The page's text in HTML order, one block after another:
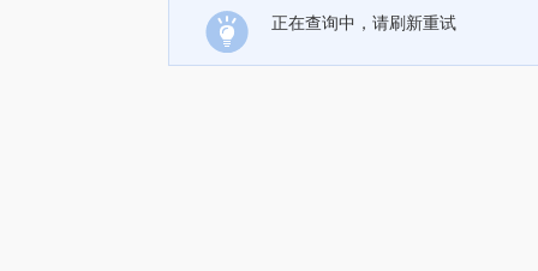
正在查询中，请刷新重试